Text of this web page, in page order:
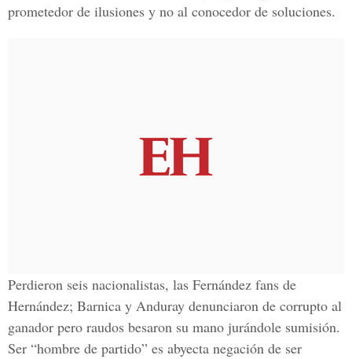
prometedor de ilusiones y no al conocedor de soluciones.
Perdieron seis nacionalistas, las Fernández fans de
Hernández; Barnica y Anduray denunciaron de corrupto al
ganador pero raudos besaron su mano jurándole sumisión.
Ser “hombre de partido” es abyecta negación de ser